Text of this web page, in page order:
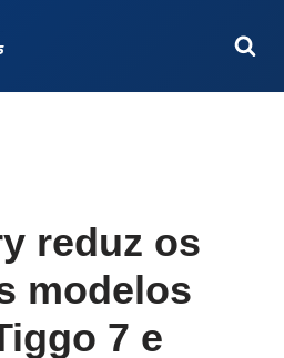
reduz os
modelos
7 e